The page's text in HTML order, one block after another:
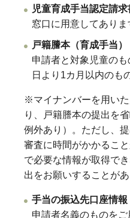
児童育成手当認定請求
窓口に用意してありま
戸籍謄本（育成手当）
申請者と対象児童の
日より1カ月以内
※マイナンバーを用い
り、戸籍謄本の提出を
例外あり）。ただし、
審査に時間がかかること
で必要な情報が取得で
出をお願いすることが
手当の振込先口座情報
申請者名義のものをご